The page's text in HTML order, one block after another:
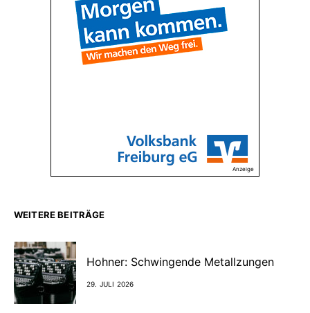
Anzeige
WEITERE BEITRÄGE
Hohner: Schwingende Metallzungen
29. JULI 2026